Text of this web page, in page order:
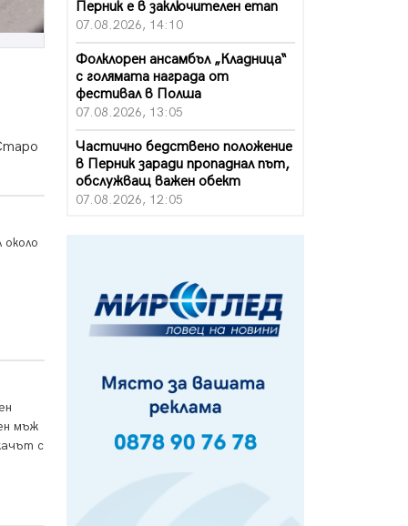
мъж
с
Перник е в заключителен етап
07.08.2026, 14:10
Фолклорен ансамбъл „Кладница“
с голямата награда от
фестивал в Полша
07.08.2026, 13:05
Частично бедствено положение
в Перник заради пропаднал път,
обслужващ важен обект
07.08.2026, 12:05
Първите крачки в помощ на
пенсионерите в Перник, вече са
факт
Пак ограничават камионите по
магистралите в петък и неделя.
07.08.2026, 07:55